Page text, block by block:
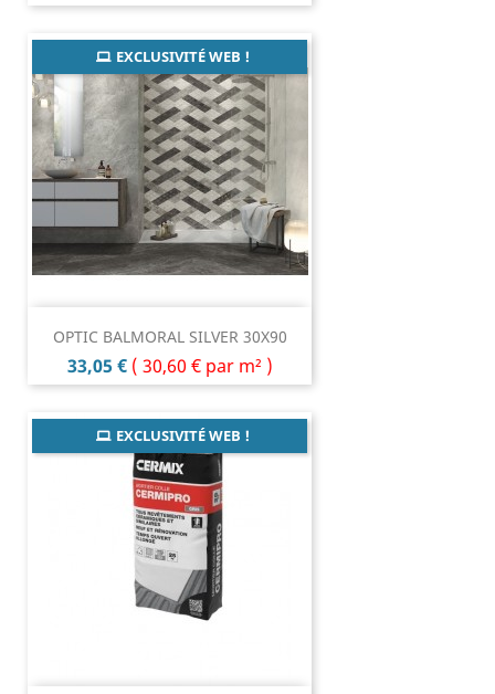
OPTIC BALMORAL SILVER 30X90
Prix
33,05 € ( 30,60 € par m² )
EXCLUSIVITÉ WEB !
EXCLUSIVITÉ WEB !